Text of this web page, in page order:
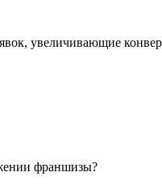
увеличивающие
франшизы?